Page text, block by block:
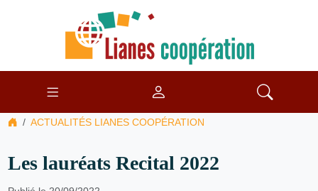
ACTUALITÉS LIANES COOPÉRATION
Les lauréats Recital 2022